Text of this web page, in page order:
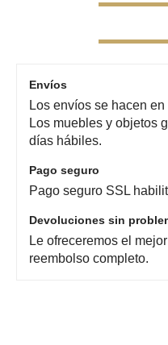
28,00€
Envíos
Los envíos se hacen
Los muebles y objetos
días hábiles.
Pago seguro
Pago seguro SSL
Devoluciones sin
Le ofreceremos el
reembolso completo.